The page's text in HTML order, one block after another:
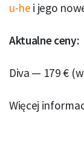
u-he i jego
Aktualne ceny:
Diva — 179 €
Więcej